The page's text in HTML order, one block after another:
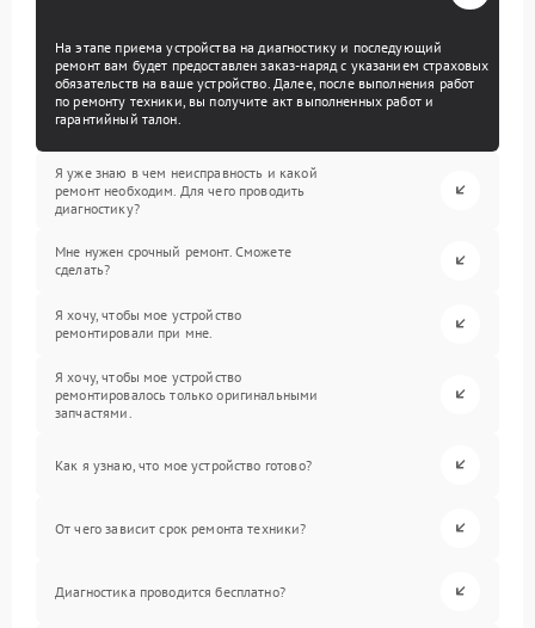
На этапе приема устройства на диагностику и последующий
ремонт вам будет предоставлен заказ-наряд с указанием страховых
обязательств на ваше устройство. Далее, после выполнения работ
по ремонту техники, вы получите акт выполненных работ и
гарантийный талон.
Я уже знаю в чем неисправность и какой
ремонт необходим. Для чего проводить
диагностику?
Мне нужен срочный ремонт. Сможете
сделать?
Я хочу, чтобы мое устройство
ремонтировали при мне.
Я хочу, чтобы мое устройство
ремонтировалось только оригинальными
запчастями.
Как я узнаю, что мое устройство готово?
От чего зависит срок ремонта техники?
Диагностика проводится бесплатно?